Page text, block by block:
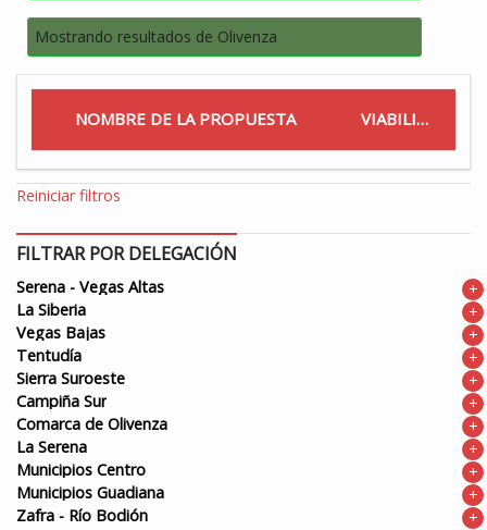
Mostrando resultados de Olivenza
NOMBRE DE LA PROPUESTA VIABILIDAD
Reiniciar filtros
FILTRAR POR DELEGACIÓN